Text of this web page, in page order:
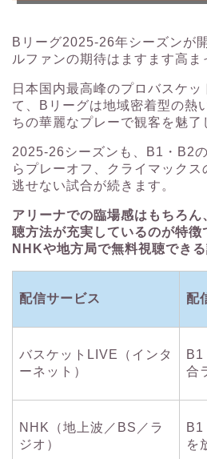
Bリーグ2025-26年シーズンが
ルファンの期待はますます高ま
日本国内最高峰のプロバスケッ
て、Bリーグは地域密着型の熱
ちの華麗なプレーで観客を魅了
2025-26シーズンも、B1・B2
らプレーオフ、クライマック
逃せない試合が続きます。
アリーナでの臨場感はもちろ
聴方法が充実しているのが特徴
NHKや地方局で無料視聴できる
配信サービス 配
バスケットLIVE（インタ
ーネット）
B1
合
NHK（地上波／BS／ラ
ジオ）
B1
を